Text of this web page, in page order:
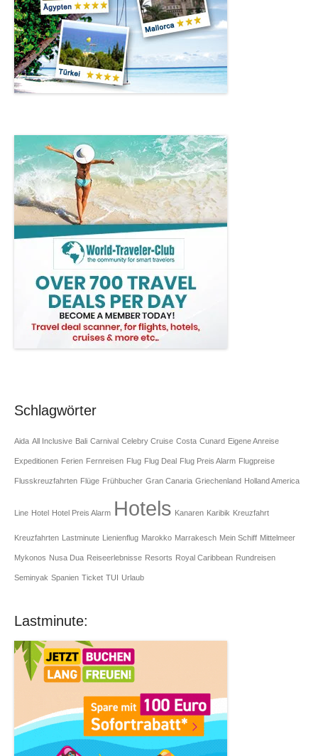
Schlagwörter
Aida All Inclusive Bali Carnival Celebry Cruise Costa Cunard Eigene Anreise
Expeditionen Ferien Fernreisen Flug Flug Deal Flug Preis Alarm Flugpreise
Flusskreuzfahrten Flüge Frühbucher Gran Canaria Griechenland Holland America
Line Hotel Hotel Preis Alarm Hotels Kanaren Karibik Kreuzfahrt
Kreuzfahrten Lastminute Lienienflug Marokko Marrakesch Mein Schiff Mittelmeer
Mykonos Nusa Dua Reiseerlebnisse Resorts Royal Caribbean Rundreisen
Seminyak Spanien Ticket TUI Urlaub
Lastminute: